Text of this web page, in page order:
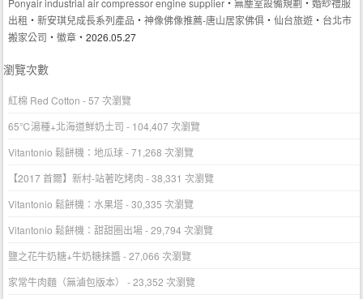
Ponyair industrial air compressor engine supplier ‧無塵室設備規劃 ‧婚紗禮服
出租 ‧新安琪兒成長系列產品 ‧神像佛像推薦-唐山居家佛俱 ‧仙台旅遊 ‧ 台北市
搬家公司 ‧徽章 ‧2026.05.27
瀏覽次數
紅棉 Red Cotton - 57 次瀏覽
65℃湯種+北海道鮮奶土司 - 104,407 次瀏覽
Vitantonio 鬆餅機：地瓜球- 71,268 次瀏覽
【2017 首爾】新村-站著吃烤肉 - 38,331 次瀏覽
Vitantonio 鬆餅機：水果塔- 30,335 次瀏覽
Vitantonio 鬆餅機：甜甜圈出場- 29,794 次瀏覽
鹽之花牛奶糖+牛奶糖抹醬- 27,066 次瀏覽
家常牛肉麵（無滷包版本）
- 23,352 次瀏覽